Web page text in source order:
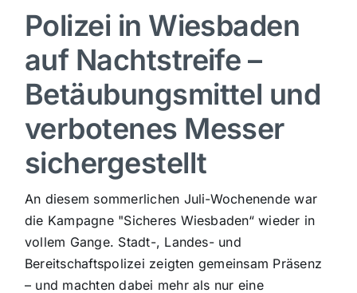
Politik
Wirtschaft
Sport
Panorama
Mein Stadtteil
Polizei in Wiesbaden
auf Nachtstreife –
Betäubungsmittel und
verbotenes Messer
sichergestellt
An diesem sommerlichen Juli-Wochenende war
die Kampagne "Sicheres Wiesbaden“ wieder in
vollem Gange. Stadt-, Landes- und
Bereitschaftspolizei zeigten gemeinsam Präsenz
– und machten dabei mehr als nur eine